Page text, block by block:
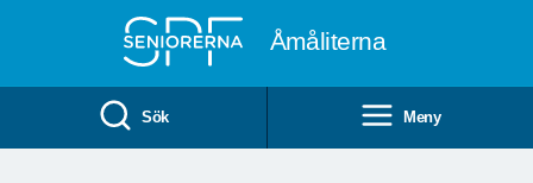
Åmåliterna
Sök Meny